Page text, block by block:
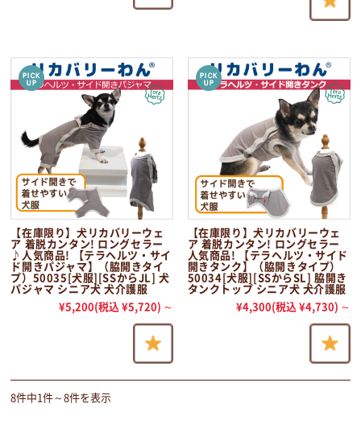
【在庫限り】犬リカバリーウェ
ア 着脱カンタン! ロングセラー
♪人気商品! 【テラヘルツ・サイ
ド開きパジャマ】（脇開きタイ
プ）50035[犬服][SSからJL] 犬
パジャマ シニア犬 犬介護服
¥5,200(税込 ¥5,720) ～
【在庫限り】犬リカバリーウェ
ア 着脱カンタン! ロングセラー
人気商品! 【テラヘルツ・サイド
開きタンク】（脇開きタイプ）
50034[犬服][SSからSL] 脇開き
タンクトップ シニア犬 犬介護服
¥4,300(税込 ¥4,730) ～
8件中1件～8件を表示